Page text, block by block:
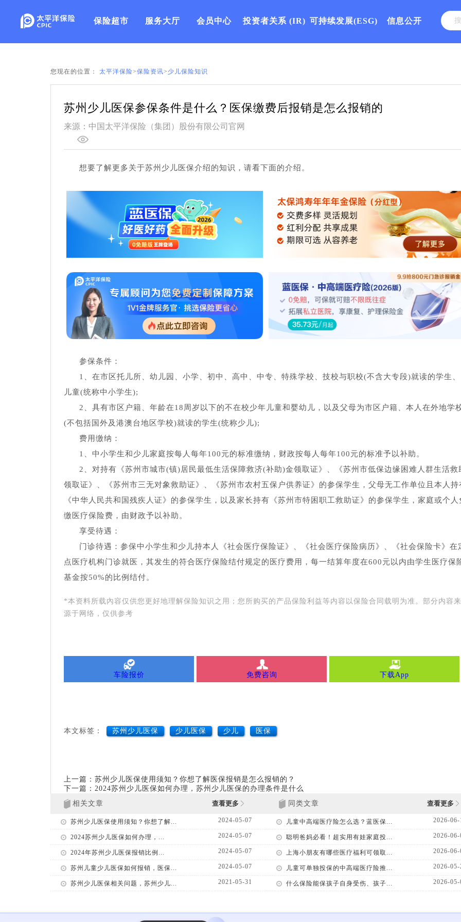
保险超市 服务大厅 会员中心 投资者关系 (IR) 可持续发展(ESG) 信息公开
您现在的位置： 太平洋保险>保险资讯> 少儿保险知识
苏州少儿医保参保条件是什么？医保缴费后报销是怎么报销的
来源：中国太平洋保险（集团）股份有限公司官网
想要了解更多关于苏州少儿医保介绍的知识，请看下面的介绍。
参保条件：
1、在市区托儿所、幼儿园、小学、初中、高中、中专、特殊学校、技校与职校(不含大专段)就读的学生、
儿童(统称中小学生);
2、具有市区户籍、年龄在18周岁以下的不在校少年儿童和婴幼儿，以及父母为市区户籍、本人在外地学
(不包括国外及港澳台地区学校)就读的学生(统称少儿);
费用缴纳：
1、中小学生和少儿家庭按每人每年100元的标准缴纳，财政按每人每年100元的标准予以补助。
2、对持有《苏州市城市(镇)居民最低生活保障救济(补助)金领取证》、《苏州市低保边缘困难人群生活救
领取证》、《苏州市三无对象救助证》、《苏州市农村五保户供养证》的参保学生，父母无工作单位且本人持
《中华人民共和国残疾人证》的参保学生，以及家长持有《苏州市特困职工救助证》的参保学生，家庭或个人
缴医疗保险费，由财政予以补助。
享受待遇：
门诊待遇：参保中小学生和少儿持本人《社会医疗保险证》、《社会医疗保险病历》、《社会保险卡》在
点医疗机构门诊就医，其发生的符合医疗保险结付规定的医疗费用，每一结算年度在600元以内由学生医疗保
基金按50%的比例结付。
*本资料所载內容仅供您更好地理解保险知识之用；您所购买的产品保险利益等内容以保险合同载明为准。部分内容来
源于网络，仅供参考
车险报价 免费咨询 下载App
本文标签： 苏州少儿医保 少儿医保 少儿 医保
上一篇：苏州少儿医保使用须知？你想了解医保报销是怎么报销的？
下一篇：2024苏州少儿医保如何办理，苏州少儿医保的办理条件是什么
相关文章
查看更多
苏州少儿医保使用须知？你想了解... 2024-05-07
2024苏州少儿医保如何办理，... 2024-05-07
2024年苏州少儿医保报销比例... 2024-05-07
苏州儿童少儿医保如何报销，医保... 2024-05-07
苏州少儿医保相关问题，苏州少儿... 2021-05-31
同类文章 查看更多
儿童中高端医疗险怎么选？蓝医保... 2026-06-
聪明爸妈必看！超实用有娃家庭投... 2026-06-
上海小朋友有哪些医疗福利可领取... 2026-06-
儿童可单独投保的中高端医疗险推... 2026-05-
什么保险能保孩子自身受伤、孩子... 2026-05-